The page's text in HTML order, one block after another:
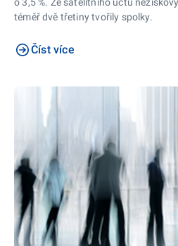
téměř dvě třetiny tvořily spolky.
Číst více